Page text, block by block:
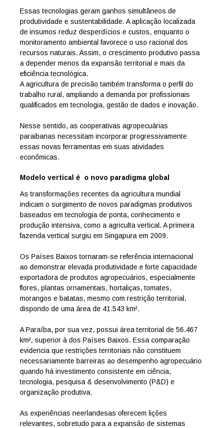
Essas tecnologias geram ganhos simultâneos de
produtividade e sustentabilidade. A aplicação localizada
de insumos reduz desperdícios e custos, enquanto o
monitoramento ambiental favorece o uso racional dos
recursos naturais. Assim, o crescimento produtivo passa
a depender menos da expansão territorial e mais da
eficiência tecnológica.
A agricultura de precisão também transforma o perfil do
trabalho rural, ampliando a demanda por profissionais
qualificados em tecnologia, gestão de dados e inovação.
Nesse sentido, as cooperativas agropecuárias
paraibanas necessitam incorporar progressivamente
essas novas ferramentas em suas atividades
econômicas.
Modelo vertical é o novo paradigma global
As transformações recentes da agricultura mundial
indicam o surgimento de novos paradigmas produtivos
baseados em tecnologia de ponta, conhecimento e
produção intensiva, como a agriculta vertical. A primeira
fazenda vertical surgiu em Singapura em 2009.
Os Países Baixos tornaram-se referência internacional
ao demonstrar elevada produtividade e forte capacidade
exportadora de produtos agropecuários, especialmente
flores, plantas ornamentais, hortaliças, tomates,
morangos e batatas, mesmo com restrição territorial,
dispondo de uma área de 41.543 km².
A Paraíba, por sua vez, possui área territorial de 56.467
km², superior à dos Países Baixos. Essa comparação
evidencia que restrições territoriais não constituem
necessariamente barreiras ao desempenho agropecuário
quando há investimento consistente em ciência,
tecnologia, pesquisa & desenvolvimento (P&D) e
organização produtiva.
As experiências neerlandesas oferecem lições
relevantes, sobretudo para a expansão de sistemas